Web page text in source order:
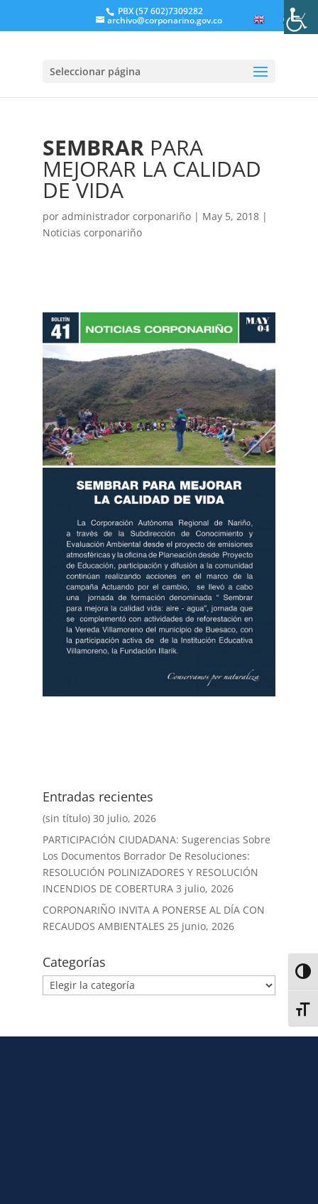
PBX (57 602)7309282
archivo@corponarino.gov.co
Seleccionar página
SEMBRARPARA
MEJORAR LA CALIDAD
DE VIDA
por administrador corponariño| May 5, 2018|
Noticias corponariño
Entradas recientes
(sin título) 30 julio, 2026
PARTICIPACIÓN CIUDADANA: Sugerencias Sobre
Los Documentos Borrador De Resoluciones:
RESOLUCIÓN POLINIZADORES Y RESOLUCIÓN
INCENDIOS DE COBERTURA 3 julio, 2026
CORPONARIÑO INVITA A PONERSE AL DÍA CON
RECAUDOS AMBIENTALES 25 junio, 2026
Categorías
ES